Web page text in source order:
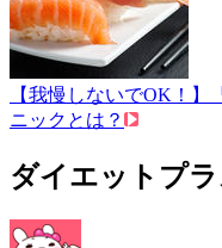
【我慢しないでOK！
ニックとは？
ダイエットプ